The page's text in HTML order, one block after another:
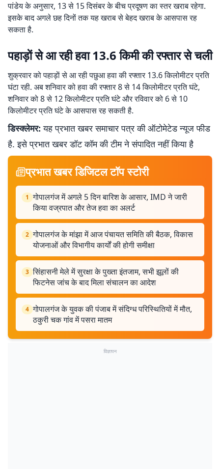
पांडेय के अनुसार, 13 से 15 दिसंबर के बीच प्रदूषण का स्तर खराब रहेगा.
इसके बाद अगले छह दिनों तक यह खराब से बेहद खराब के आसपास रह
सकता है.
पहाड़ाें से आ रही हवा 13.6 किमी की रफ्तार से चली
शुक्रवार को पहाड़ाें से आ रही पछुआ हवा की रफ्तार 13.6 किलोमीटर प्रति
घंटा रही. अब शनिवार को हवा की रफ्तार 8 से 14 किलोमीटर प्रति घंटे,
शनिवार को 8 से 12 किलोमीटर प्रति घंटे और रविवार को 6 से 10
किलोमीटर प्रति घंटे के आसपास रह सकती है.
डिस्क्लेमर: यह प्रभात खबर समाचार पत्र की ऑटोमेटेड न्यूज फीड
है. इसे प्रभात खबर डॉट कॉम की टीम ने संपादित नहीं किया है
प्रभात खबर डिजिटल टॉप स्टोरी
1 गोपालगंज में अगले 5 दिन बारिश के आसार, IMD ने जारी
किया वज्रपात और तेज हवा का अलर्ट
2 गोपालगंज के मांझा में आज पंचायत समिति की बैठक, विकास
योजनाओं और विभागीय कार्यों की होगी समीक्षा
3 सिंहासनी मेले में सुरक्षा के पुख्ता इंतजाम, सभी झूलों की
फिटनेस जांच के बाद मिला संचालन का आदेश
4 गोपालगंज के युवक की पंजाब में संदिग्ध परिस्थितियों में मौत,
ठकुरी चक गांव में पसरा मातम
विज्ञापन